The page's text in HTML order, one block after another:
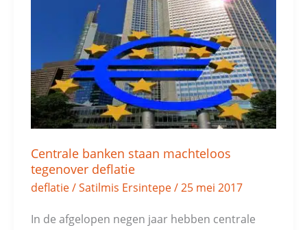
Centrale banken staan machteloos
tegenover deflatie
deflatie/Satilmis Ersintepe/25 mei 2017
In de afgelopen negen jaar hebben centrale
machteloos
tegenover
deflatie